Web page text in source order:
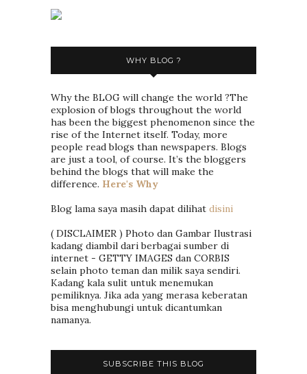
WHY BLOG ?
Why the BLOG will change the world ?The
explosion of blogs throughout the world
has been the biggest phenomenon since the
rise of the Internet itself. Today, more
people read blogs than newspapers. Blogs
are just a tool, of course. It’s the bloggers
behind the blogs that will make the
difference. Here's Why
Blog lama saya masih dapat dilihat disini
( DISCLAIMER ) Photo dan Gambar Ilustrasi
kadang diambil dari berbagai sumber di
internet - GETTY IMAGES dan CORBIS
selain photo teman dan milik saya sendiri.
Kadang kala sulit untuk menemukan
pemiliknya. Jika ada yang merasa keberatan
bisa menghubungi untuk dicantumkan
namanya.
SUBSCRIBE THIS BLOG